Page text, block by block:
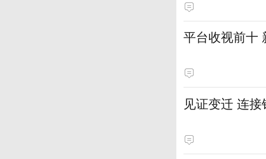
平台收视前十
见证变迁 连